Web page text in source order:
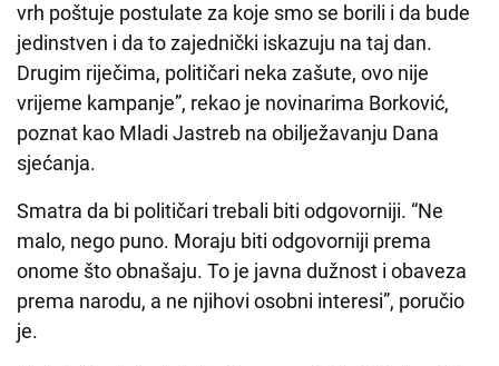
vrh poštuje postulate za koje smo se borili i da bude
jedinstven i da to zajednički iskazuju na taj dan.
Drugim riječima, političari neka zašute, ovo nije
vrijeme kampanje”, rekao je novinarima Borković,
poznat kao Mladi Jastreb na obilježavanju Dana
sjećanja.
Smatra da bi političari trebali biti odgovorniji. “Ne
malo, nego puno. Moraju biti odgovorniji prema
onome što obnašaju. To je javna dužnost i obaveza
prema narodu, a ne njihovi osobni interesi”, poručio
je.